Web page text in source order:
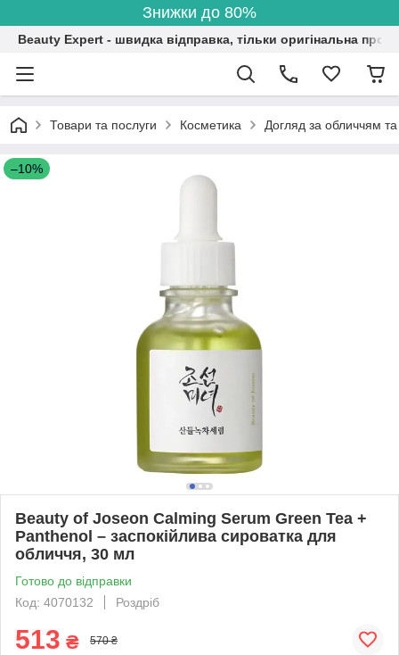
Знижки до 80%
Beauty Expert - швидка відправка, тільки оригінальна
Товари та послуги Косметика Догляд за обличчям
–10%
Beauty of Joseon Calming Serum Green Tea +
Panthenol – заспокійлива сироватка для
обличчя, 30 мл
Готово до відправки
Код: 4070132
Роздріб
513 ₴ 570 ₴